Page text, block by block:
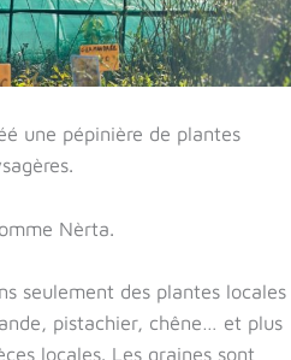
une pépinière de plantes
Nèrta.
seulement des plantes locales
pistachier, chêne… et plus
locales. Les graines sont